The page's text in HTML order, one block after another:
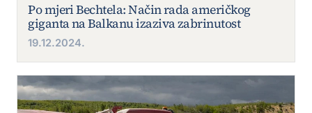
Po mjeri Bechtela: Način rada američkog
giganta na Balkanu izaziva zabrinutost
19.12.2024.